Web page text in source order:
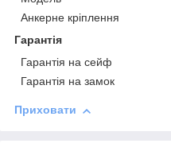
Анкерне кріплення
Гарантія
Гарантія на сейф
Гарантія на замок
Приховати